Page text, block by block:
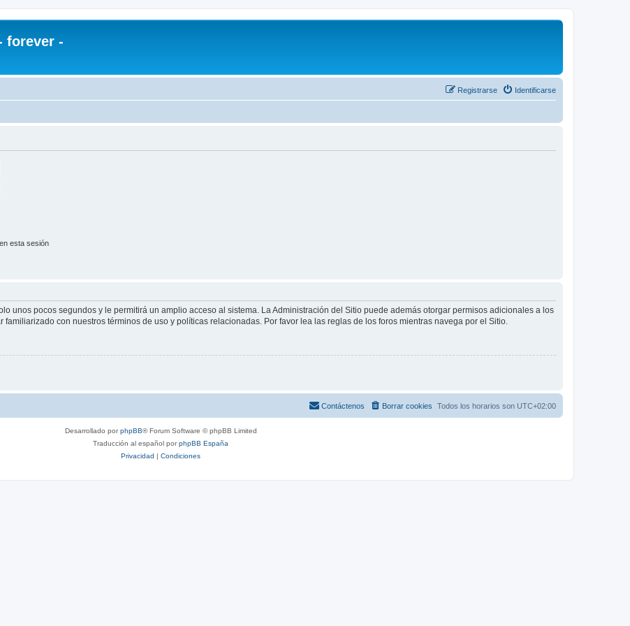
forever -
Identificarse
Registrarse
esta sesión
unos pocos segundos y le permitirá un amplio acceso al sistema. La Administración del Sitio puede además otorgar permisos adicionales a los
con nuestros términos de uso y políticas relacionadas. Por favor lea las reglas de los foros mientras navega por el Sitio.
Todos los horarios son UTC+02:00
Borrar cookies
Contáctenos
Desarrollado porphpBB® Forum Software © phpBB Limited
Traducción al español porphpBB España
Privacidad | Condiciones